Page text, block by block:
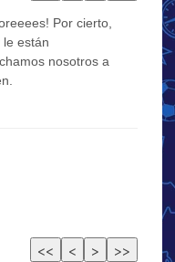
Por cierto,
están
nosotros a